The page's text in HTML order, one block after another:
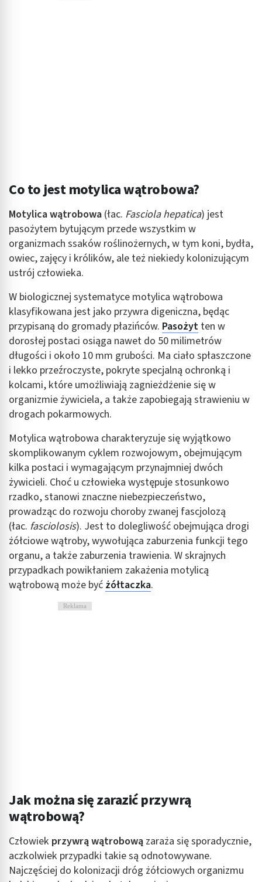
Co to jest motylica wątrobowa?
Motylica wątrobowa (łac. Fasciola hepatica) jest
pasożytem bytującym przede wszystkim w
organizmach ssaków roślinożernych, w tym koni, bydła,
owiec, zajęcy i królików, ale też niekiedy kolonizującym
ustrój człowieka.
W biologicznej systematyce motylica wątrobowa
klasyfikowana jest jako przywra digeniczna, będąc
przypisaną do gromady płazińców. Pasożyt ten w
dorosłej postaci osiąga nawet do 50 milimetrów
długości i około 10 mm grubości. Ma ciało spłaszczone
i lekko przeźroczyste, pokryte specjalną ochronką i
kolcami, które umożliwiają zagnieżdżenie się w
organizmie żywiciela, a także zapobiegają strawieniu w
drogach pokarmowych.
Motylica wątrobowa charakteryzuje się wyjątkowo
skomplikowanym cyklem rozwojowym, obejmującym
kilka postaci i wymagającym przynajmniej dwóch
żywicieli. Choć u człowieka występuje stosunkowo
rzadko, stanowi znaczne niebezpieczeństwo,
prowadząc do rozwoju choroby zwanej fascjolozą
(łac. fasciolosis). Jest to dolegliwość obejmująca drogi
żółciowe wątroby, wywołująca zaburzenia funkcji tego
organu, a także zaburzenia trawienia. W skrajnych
przypadkach powikłaniem zakażenia motylicą
wątrobową może być żółtaczka.
Reklama
Jak można się zarazić przywrą
wątrobową?
Człowiek przywrą wątrobową zaraża się sporadycznie,
aczkolwiek przypadki takie są odnotowywane.
Najczęściej do kolonizacji dróg żółciowych organizmu